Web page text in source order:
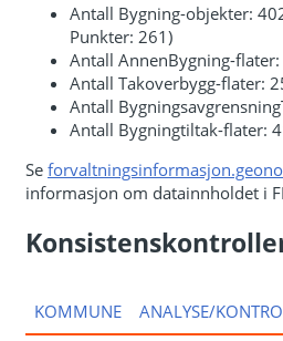
Antall Bygning-objekter:
Punkter: 261)
Antall AnnenBygning-flater:
Antall Takoverbygg-flater:
Antall
Antall Bygningtiltak-flater:
Se
informasjon om datainnholdet i
KOMMUNE ANALYSE/